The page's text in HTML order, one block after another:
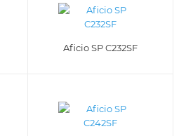
Aficio SP C232SF